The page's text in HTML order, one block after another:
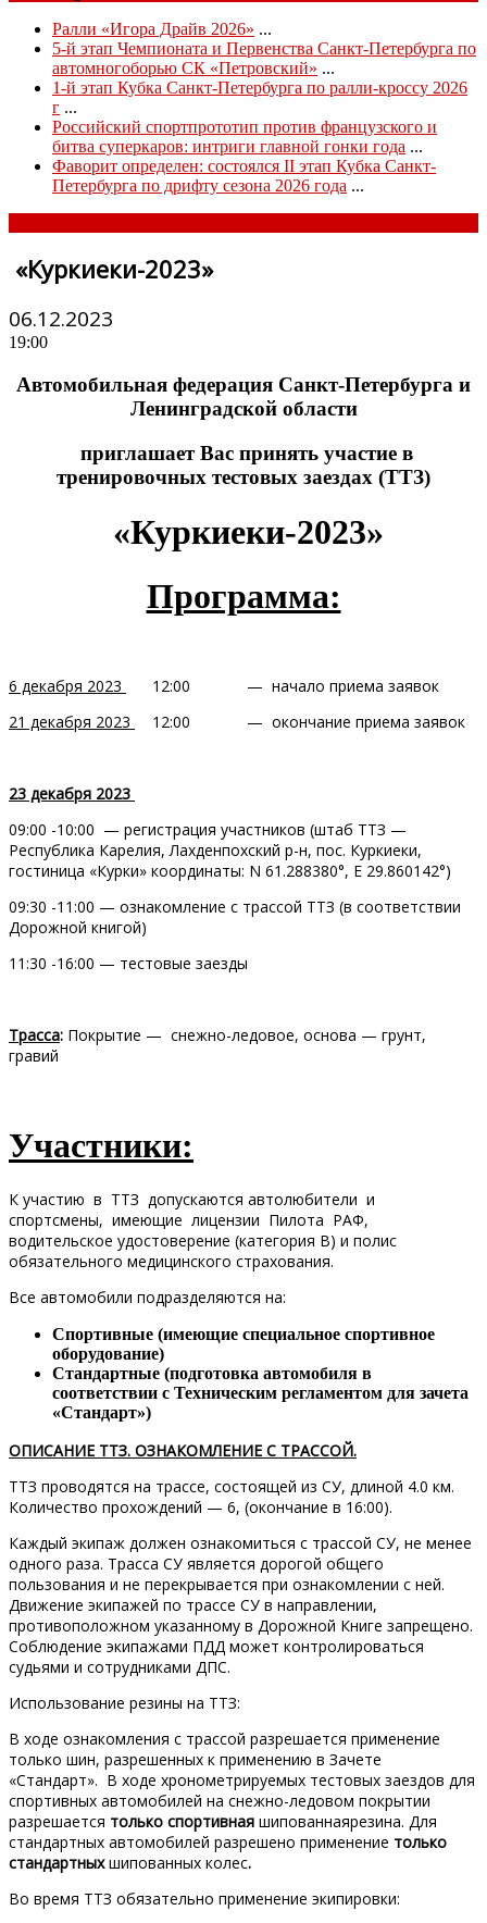
Ралли «Игора Драйв 2026» ...
5-й этап Чемпионата и Первенства Санкт-Петербурга по
автомногоборью СК «Петровский» ...
1-й этап Кубка Санкт-Петербурга по ралли-кроссу 2026
г ...
Российский спортпрототип против французского и
битва суперкаров: интриги главной гонки года ...
Фаворит определен: состоялся II этап Кубка Санкт-
Петербурга по дрифту сезона 2026 года ...
«Куркиеки-2023»
06.12.2023
19:00
Автомобильная федерация Санкт-Петербурга и
Ленинградской области
приглашает Вас принять участие в
тренировочных тестовых заездах (ТТЗ)
«Куркиеки-2023»
Программа:
6 декабря 2023
12:00 — начало приема заявок
21 декабря 2023
12:00 — окончание приема заявок
23 декабря 2023
09:00 -10:00 — регистрация участников (штаб ТТЗ —
Республика Карелия, Лахденпохский р-н, пос. Куркиеки,
гостиница «Курки» координаты: N 61.288380°, E 29.860142°)
09:30 -11:00 — ознакомление с трассой ТТЗ (в соответствии
Дорожной книгой)
11:30 -16:00 — тестовые заезды
Трасса: Покрытие — снежно-ледовое, основа — грунт,
гравий
Участники:
К участию в ТТЗ допускаются автолюбители и
спортсмены, имеющие лицензии Пилота РАФ,
водительское удостоверение (категория В) и полис
обязательного медицинского страхования.
Все автомобили подразделяются на:
Спортивные (имеющие специальное спортивное
оборудование)
Стандартные (подготовка автомобиля в
соответствии с Техническим регламентом для зачета
«Стандарт»)
ОПИСАНИЕ ТТЗ. ОЗНАКОМЛЕНИЕ С ТРАССОЙ.
ТТЗ проводятся на трассе, состоящей из СУ, длиной 4.0 км.
Количество прохождений — 6, (окончание в 16:00).
Каждый экипаж должен ознакомиться с трассой СУ, не менее
одного раза. Трасса СУ является дорогой общего
пользования и не перекрывается при ознакомлении с ней.
Движение экипажей по трассе СУ в направлении,
противоположном указанному в Дорожной Книге запрещено.
Соблюдение экипажами ПДД может контролироваться
судьями и сотрудниками ДПС.
Использование резины на ТТЗ:
В ходе ознакомления с трассой разрешается применение
только шин, разрешенных к применению в Зачете
«Стандарт». В ходе хронометрируемых тестовых заездов для
спортивных автомобилей на снежно-ледовом покрытии
разрешается только спортивная шипованнаярезина. Для
стандартных автомобилей разрешено применение только
стандартныхшипованных колес.
Во время ТТЗ обязательно применение экипировки: